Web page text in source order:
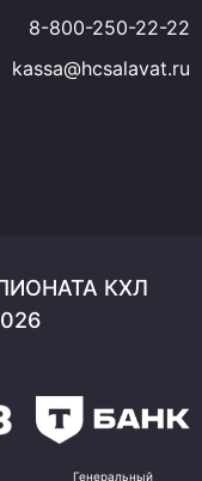
8-800-250-22-22
kassa@hcsalavat.ru
КХЛ
Генеральный